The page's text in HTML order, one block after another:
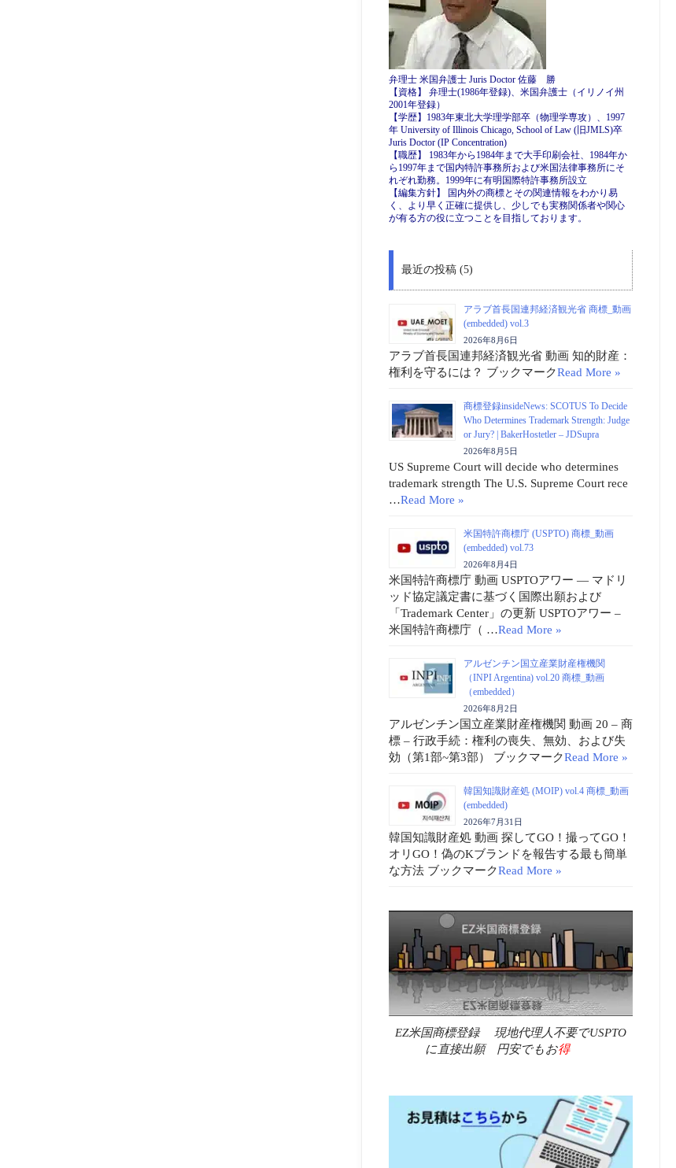
弁理士 米国弁護士 Juris Doctor 佐藤 勝
【資格】 弁理士(1986年登録)、米国弁護士（イリノイ州
2001年登録）
【学歴】1983年東北大学理学部卒（物理学専攻）、1997
年 University of Illinois Chicago, School of Law (旧JMLS)卒
Juris Doctor (IP Concentration)
【職歴】 1983年から1984年まで大手印刷会社、1984年か
ら1997年まで国内特許事務所および米国法律事務所にそ
れぞれ勤務。1999年に有明国際特許事務所設立
【編集方針】 国内外の商標とその関連情報をわかり易
く、より早く正確に提供し、少しでも実務関係者や関心
が有る方の役に立つことを目指しております。
最近の投稿 (5)
アラブ首長国連邦経済観光省 商標_動画
(embedded) vol.3
2026年8月6日
アラブ首長国連邦経済観光省 動画 知的財産：
権利を守るには？ ブックマークRead More »
商標登録insideNews: SCOTUS To Decide
Who Determines Trademark Strength: Judge
or Jury? | BakerHostetler – JDSupra
2026年8月5日
US Supreme Court will decide who determines
trademark strength The U.S. Supreme Court rece
…Read More »
米国特許商標庁 (USPTO) 商標_動画
(embedded) vol.73
2026年8月4日
米国特許商標庁 動画 USPTOアワー ― マドリ
ッド協定議定書に基づく国際出願および
「Trademark Center」の更新 USPTOアワー –
米国特許商標庁（ …Read More »
アルゼンチン国立産業財産権機関
（INPI Argentina) vol.20 商標_動画
（embedded）
2026年8月2日
アルゼンチン国立産業財産権機関 動画 20 – 商
標 – 行政手続：権利の喪失、無効、および失
効（第1部~第3部） ブックマークRead More »
韓国知識財産処 (MOIP) vol.4 商標_動画
(embedded)
2026年7月31日
韓国知識財産処 動画 探してGO！撮ってGO！
オリGO！偽のKブランドを報告する最も簡単
な方法 ブックマークRead More »
EZ米国商標登録 現地代理人不要でUSPTO
に直接出願 円安でもお得